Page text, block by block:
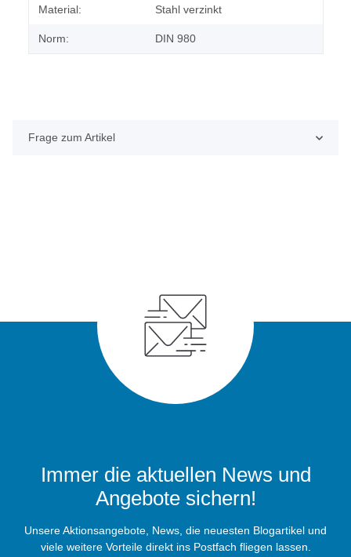
Material: Stahl verzinkt
Norm: DIN 980
Frage zum Artikel
Immer die aktuellen News und
Angebote sichern!
Unsere Aktionsangebote, News, die neuesten Blogartikel und
viele weitere Vorteile direkt ins Postfach fliegen lassen.